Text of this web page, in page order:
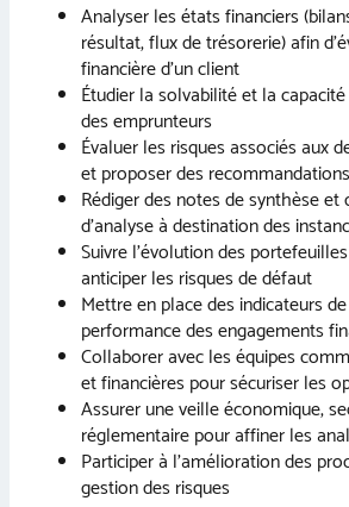
Analyser les états financiers
résultat, flux de trésorerie) afin
financière d’un client
Étudier la solvabilité et la
des emprunteurs
Évaluer les risques associés aux
et proposer des
Rédiger des notes de synthèse et
d’analyse à destination des
Suivre l’évolution des
anticiper les risques de défaut
Mettre en place des indicateurs
performance des engagements
Collaborer avec les équipes
et financières pour sécuriser les
Assurer une veille économique,
réglementaire pour affiner les
Participer à l’amélioration des
gestion des risques